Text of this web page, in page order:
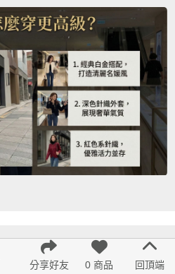
回頂端
0 商品
分享好友